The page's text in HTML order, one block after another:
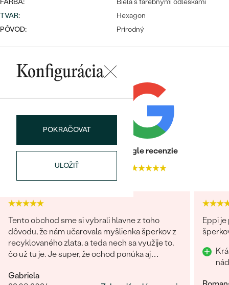
Bestsellery
FARBA:
Biela s farebnými odleskami
TVAR:
Hexagon
PÔVOD:
Prírodný
Konfigurácia
POKRAČOVAT
ULOŽIŤ
Heuréka recenzie
4.9
Google recenzie
Tento obchod sme si vybrali hlavne z toho
dôvodu, že nám učarovala myšlienka šperkov z
recyklovaného zlata, a teda nech sa využije to,
čo už tu je. Je super, že ochod ponúka aj
namiesto prírodných. Čo sa týka showroomu v
Gabriela
Eppi